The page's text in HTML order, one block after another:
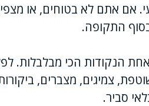
אם אתם לא בטוחים, או
התקופה.
הנקודות הכי מבלבלות.
צמיגים, מצברים,
סביר.